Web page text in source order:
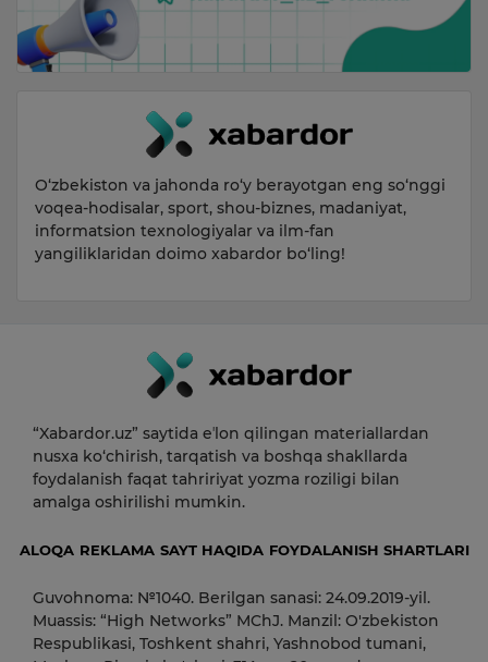
O‘zbekiston va jahonda ro‘y berayotgan eng so‘nggi
voqea-hodisalar, sport, shou-biznes, madaniyat,
informatsion texnologiyalar va ilm-fan
yangiliklaridan doimo xabardor bo‘ling!
“Xabardor.uz” saytida eʼlon qilingan materiallardan
nusxa ko‘chirish, tarqatish va boshqa shakllarda
foydalanish faqat tahririyat yozma roziligi bilan
amalga oshirilishi mumkin.
ALOQA REKLAMA SAYT HAQIDA FOYDALANISH SHARTLARI
Guvohnoma: №1040. Berilgan sanasi: 24.09.2019-yil.
Muassis: “High Networks” MChJ. Manzil: O'zbekiston
Respublikasi, Toshkent shahri, Yashnobod tumani,